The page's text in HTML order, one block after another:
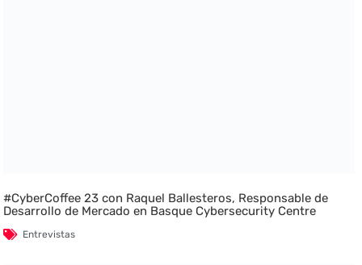
#CyberCoffee 23 con Raquel Ballesteros, Responsable de
Desarrollo de Mercado en Basque Cybersecurity Centre
Entrevistas